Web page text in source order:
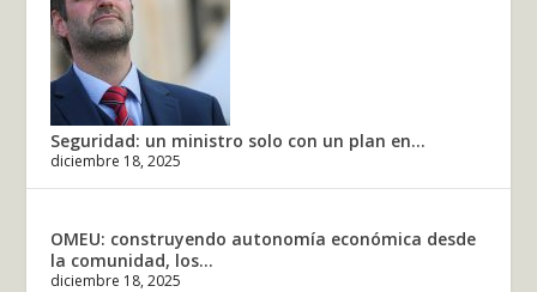
Seguridad: un ministro solo con un plan en...
diciembre 18, 2025
OMEU: construyendo autonomía económica desde
la comunidad, los...
diciembre 18, 2025